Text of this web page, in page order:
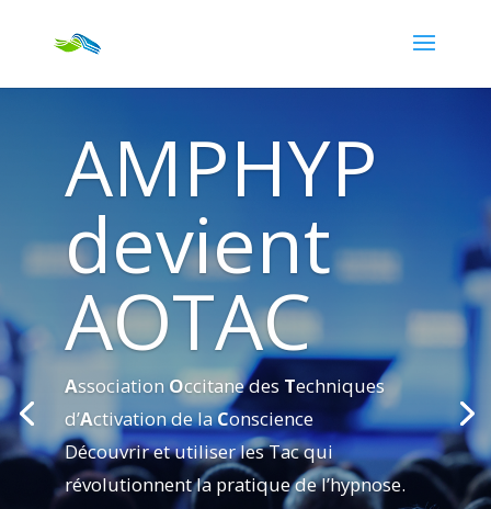
AMPHYP
devient
AOTAC
Association Occitane des Techniques
d’Activation de laConscience
Découvrir et utiliser les Tac qui
révolutionnent la pratique de l’hypnose.